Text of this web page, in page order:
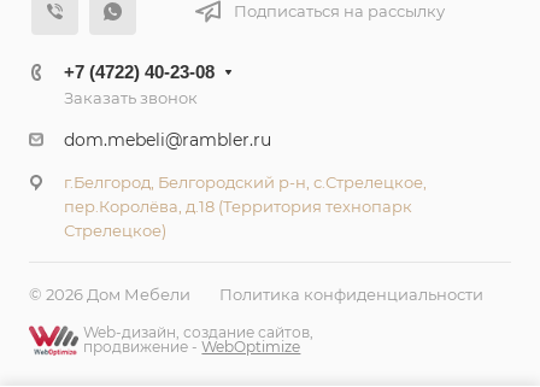
Подписаться на рассылку
+7 (4722) 40-23-08
Заказать звонок
dom.mebeli@rambler.ru
г.Белгород, Белгородский р-н, с.Стрелецкое,
пер.Королёва, д.18 (Территория технопарк
Стрелецкое)
© 2026 Дом Мебели Политика конфиденциальности
Web-дизайн, создание сайтов,
продвижение -WebOptimize